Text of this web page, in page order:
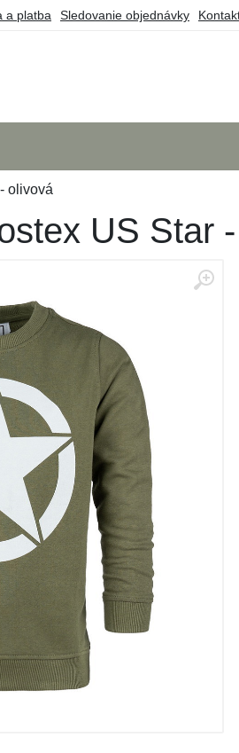
a platba Sledovanie objednávky
olivová
US Star